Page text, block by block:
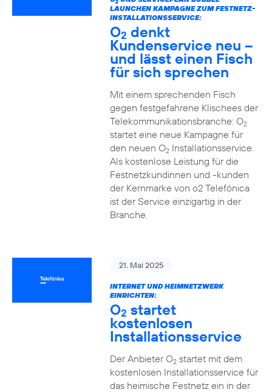
2
LAUNCHEN KAMPAGNE ZUM FESTNETZ-
INSTALLATIONSSERVICE:
O2 denkt
Kundenservice neu –
und lässt einen Fisch
für sich sprechen
Mit einem sprechenden Fisch
gegen festgefahrene Klischees der
Telekommunikationsbranche: O2
startet eine neue Kampagne für
den neuen O2Installationsservice.
Als kostenlose Leistung für die
Festnetzkundinnen und -kunden
der Kernmarke von o2 Telefónica
ist der Service einzigartig in der
Branche.
21. Mai 2025
INTERNET UND HEIMNETZWERK
EINRICHTEN:
O2 startet
kostenlosen
Installationsservice
Der Anbieter O2startet mit dem
kostenlosen Installationsservice für
das heimische Festnetz ein in der